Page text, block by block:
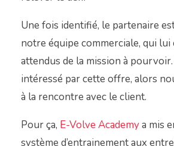
Une fois identifié, le partenaire
notre équipe commerciale, qui lui
attendus de la mission à
intéressé par cette offre, alors
à la rencontre avec le client.
Pour ça, E-Volve Academya mis
système d’entrainement aux